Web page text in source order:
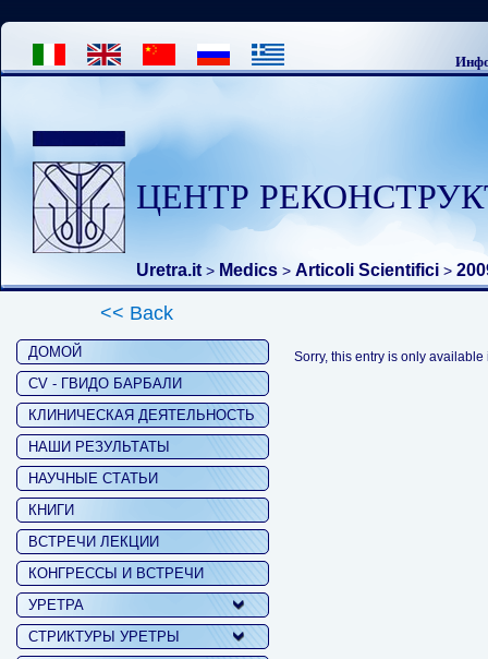
ЦЕНТР
Uretra.it > Medics > Articoli Scientifici >
<< Back
ДОМОЙ
CV - ГВИДО БАРБАЛИ
КЛИНИЧЕСКАЯ ДЕЯТЕЛЬНОСТЬ
НАШИ РЕЗУЛЬТАТЫ
НАУЧНЫЕ СТАТЬИ
КНИГИ
ВСТРЕЧИ ЛЕКЦИИ
КОНГРЕССЫ И ВСТРЕЧИ
УРЕТРА
СТРИКТУРЫ УРЕТРЫ
Sorry, this entry is only